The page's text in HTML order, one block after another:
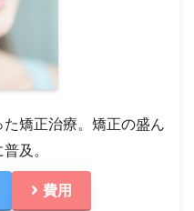
矯正治療。矯正の盛ん
及。
費用